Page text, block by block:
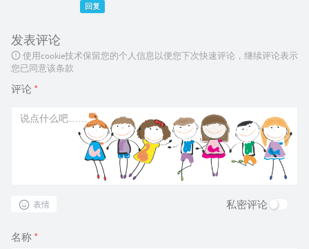
回复
发表评论
使用cookie技术保留您的个人信息以便您下次快速评论，继续评论表示
您已同意该条款
评论 *
表情 私密评论
名称 *